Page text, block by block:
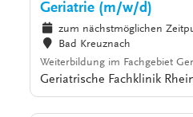
Geriatrie (m/w/d)
zum nächstmöglichen
Bad Kreuznach
Weiterbildung im Fachgebiet
Geriatrische Fachklinik